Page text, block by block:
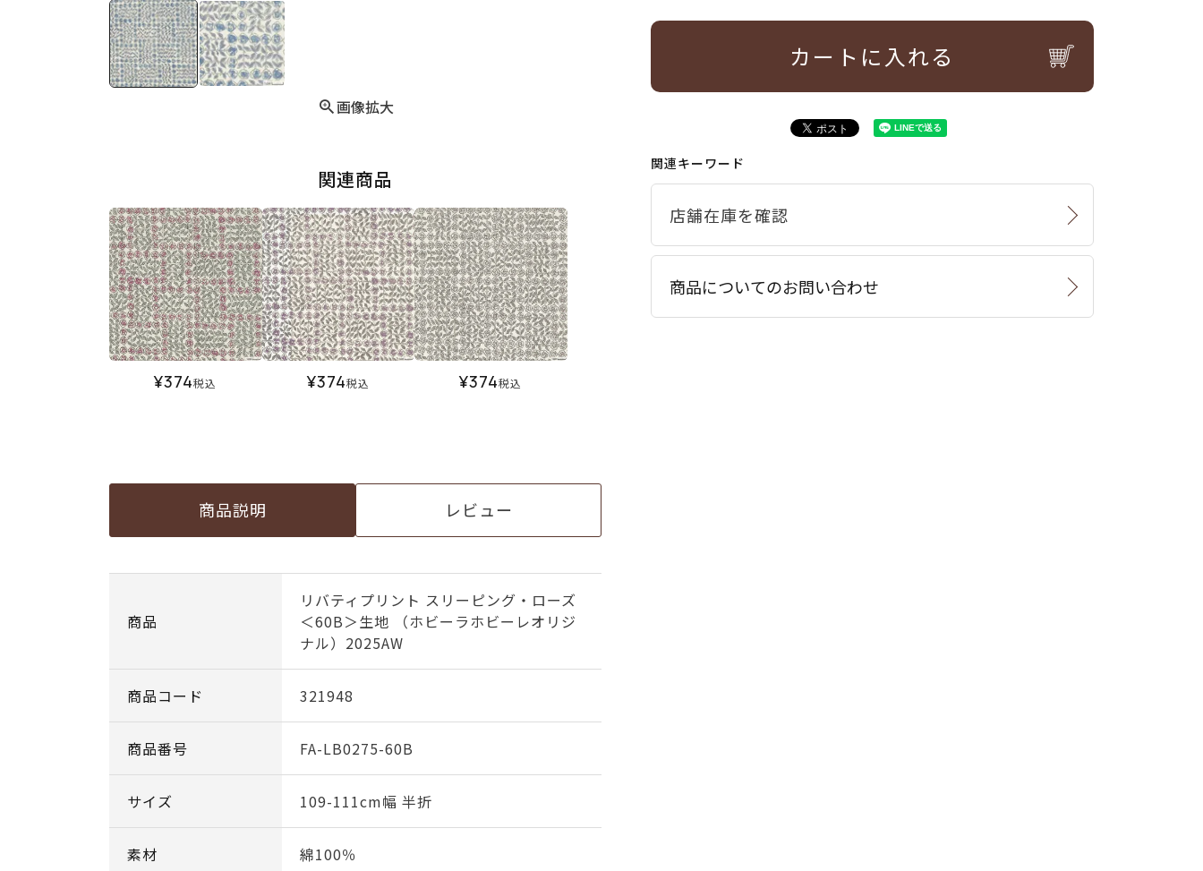
画像拡大
関連商品
¥374税込 ¥374税込 ¥374税込
商品説明 レビュー
商品
リバティプリント スリーピング・ローズ
＜60B＞生地 （ホビーラホビーレオリジ
ナル）2025AW
商品コード 321948
商品番号 FA-LB0275-60B
サイズ 109-111cm幅 半折
素材 綿100％
カートに入れる
関連キーワード
商品についてのお問い合わせ